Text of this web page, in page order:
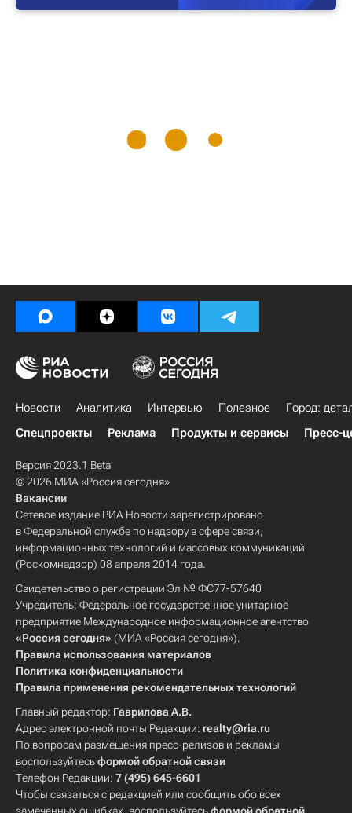
Новости Аналитика Интервью Полезное
Город:
Спецпроекты
Реклама Продукты и сервисы Пресс-
Версия 2023.1 Beta
© 2026 МИА «Россия сегодня»
Вакансии
Сетевое издание РИА Новости зарегистрировано
в Федеральной службе по надзору в сфере связи,
информационных технологий и массовых коммуникаций
(Роскомнадзор) 08 апреля 2014 года.
Свидетельство о регистрации Эл № ФС77-57640
Учредитель: Федеральное государственное унитарное
предприятие Международное информационное агентство
«Россия сегодня» (МИА «Россия сегодня»).
Правила использования материалов
Политика конфиденциальности
Правила применения рекомендательных технологий
Главный редактор: Гаврилова А.В.
Адрес электронной почты Редакции: realty@ria.ru
По вопросам размещения пресс-релизов и рекламы
воспользуйтесьформой обратной связи
Телефон Редакции: 7 (495) 645-6601
Чтобы связаться с редакцией или сообщить обо всех